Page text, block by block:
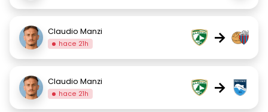
Claudio Manzi
hace 21h →
Claudio Manzi
hace 21h →